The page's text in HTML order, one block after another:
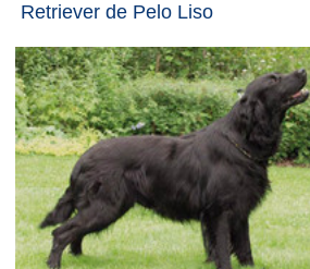
Retriever de Pelo Liso